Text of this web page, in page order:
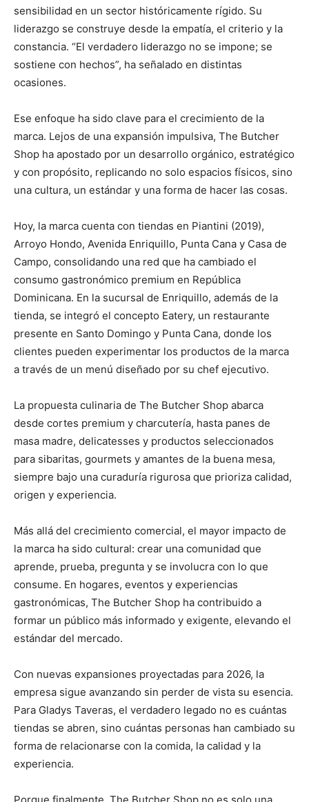
sensibilidad en un sector históricamente rígido. Su
liderazgo se construye desde la empatía, el criterio y la
constancia. “El verdadero liderazgo no se impone; se
sostiene con hechos”, ha señalado en distintas
ocasiones.
Ese enfoque ha sido clave para el crecimiento de la
marca. Lejos de una expansión impulsiva, The Butcher
Shop ha apostado por un desarrollo orgánico, estratégico
y con propósito, replicando no solo espacios físicos, sino
una cultura, un estándar y una forma de hacer las cosas.
Hoy, la marca cuenta con tiendas en Piantini (2019),
Arroyo Hondo, Avenida Enriquillo, Punta Cana y Casa de
Campo, consolidando una red que ha cambiado el
consumo gastronómico premium en República
Dominicana. En la sucursal de Enriquillo, además de la
tienda, se integró el concepto Eatery, un restaurante
presente en Santo Domingo y Punta Cana, donde los
clientes pueden experimentar los productos de la marca
a través de un menú diseñado por su chef ejecutivo.
La propuesta culinaria de The Butcher Shop abarca
desde cortes premium y charcutería, hasta panes de
masa madre, delicatesses y productos seleccionados
para sibaritas, gourmets y amantes de la buena mesa,
siempre bajo una curaduría rigurosa que prioriza calidad,
origen y experiencia.
Más allá del crecimiento comercial, el mayor impacto de
la marca ha sido cultural: crear una comunidad que
aprende, prueba, pregunta y se involucra con lo que
consume. En hogares, eventos y experiencias
gastronómicas, The Butcher Shop ha contribuido a
formar un público más informado y exigente, elevando el
estándar del mercado.
Con nuevas expansiones proyectadas para 2026, la
empresa sigue avanzando sin perder de vista su esencia.
Para Gladys Taveras, el verdadero legado no es cuántas
tiendas se abren, sino cuántas personas han cambiado su
forma de relacionarse con la comida, la calidad y la
experiencia.
Porque finalmente, The Butcher Shop no es solo una